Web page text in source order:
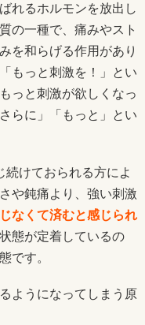
れるホルモンを放出し
の一種で、痛みやスト
を和らげる作用があり
もっと刺激を！」とい
っと刺激が欲しくなっ
らに」「もっと」とい
けておられる方によ
や鈍痛より、強い刺激
なくて済むと感じられ
態が定着しているの
です。
ようになってしまう原